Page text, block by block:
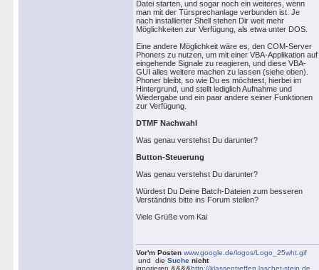
Datei starten, und sogar noch ein weiteres, wenn
man mit der Türsprechanlage verbunden ist. Je
nach installierter Shell stehen Dir weit mehr
Möglichkeiten zur Verfügung, als etwa unter DOS.
Eine andere Möglichkeit wäre es, den COM-Server
Phoners zu nutzen, um mit einer VBA-Applikation auf
eingehende Signale zu reagieren, und diese VBA-
GUI alles weitere machen zu lassen (siehe oben).
Phoner bleibt, so wie Du es möchtest, hierbei im
Hintergrund, und stellt lediglich Aufnahme und
Wiedergabe und ein paar andere seiner Funktionen
zur Verfügung.
DTMF Nachwahl
Was genau verstehst Du darunter?
Button-Steuerung
Was genau verstehst Du darunter?
Würdest Du Deine Batch-Dateien zum besseren
Verständnis bitte ins Forum stellen?
Viele Grüße vom Kai
Vor'm Posten www.google.de/logos/Logo_25wht.gif
und die Suche nicht
ignorieren.&&&&http://klassentreffen.laschet-stein.de